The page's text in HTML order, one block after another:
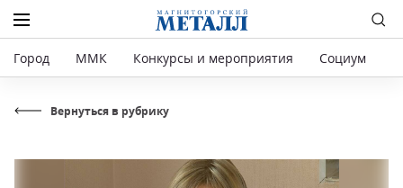
Город ММК Конкурсы и мероприятия Социум
Вернуться в рубрику